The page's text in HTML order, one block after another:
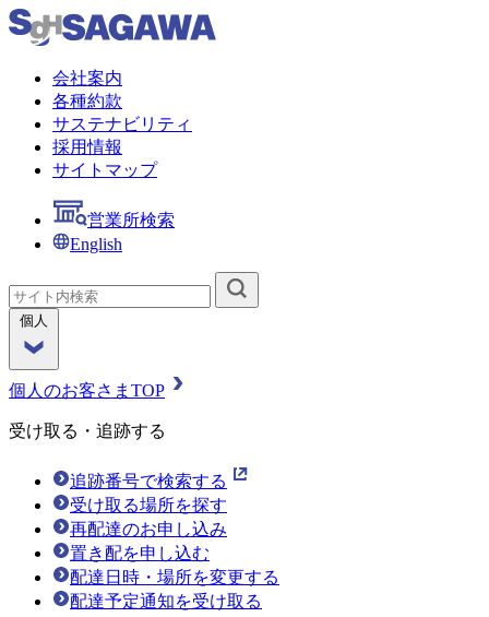
会社案内
各種約款
サステナビリティ
採用情報
サイトマップ
営業所検索
English
個人
個人のお客さまTOP
受け取る・追跡する
追跡番号で検索する
受け取る場所を探す
再配達のお申し込み
置き配を申し込む
配達日時・場所を変更する
配達予定通知を受け取る